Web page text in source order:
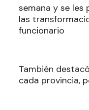
semana y se
las
funcionario
También
cada provincia,